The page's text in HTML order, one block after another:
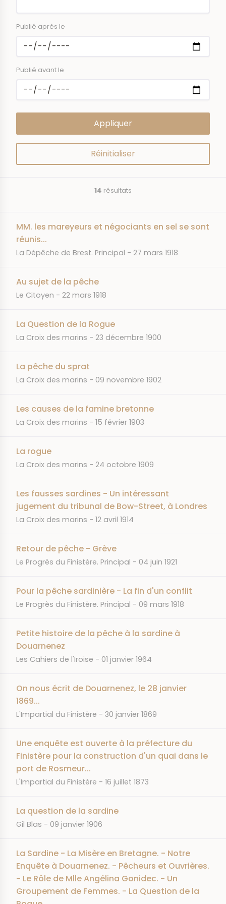
Publié après le
Publié avant le
14 résultats
MM. les mareyeurs et négociants en sel se sont
réunis...
JOURNAL
La Dépêche de Brest. Principal DATE
27 mars 1918
Au sujet de la pêche
JOURNAL
Le Citoyen DATE
22 mars 1918
La Question de la Rogue
JOURNAL
La Croix des marins DATE
23 décembre 1900
La pêche du sprat
JOURNAL
La Croix des marins DATE
09 novembre 1902
Les causes de la famine bretonne
JOURNAL
La Croix des marins DATE
15 février 1903
La rogue
JOURNAL
La Croix des marins DATE
24 octobre 1909
Les fausses sardines - Un intéressant
jugement du tribunal de Bow-Street, à Londres
JOURNAL
La Croix des marins DATE
12 avril 1914
Retour de pêche - Grève
JOURNAL
Le Progrès du Finistère. Principal DATE
04 juin 1921
Pour la pêche sardinière - La fin d'un conflit
JOURNAL
Le Progrès du Finistère. Principal DATE
09 mars 1918
Petite histoire de la pêche à la sardine à
Douarnenez
JOURNAL
Les Cahiers de l'Iroise DATE
01 janvier 1964
On nous écrit de Douarnenez, le 28 janvier
1869...
JOURNAL
L'Impartial du Finistère DATE
30 janvier 1869
Une enquête est ouverte à la préfecture du
Finistère pour la construction d'un quai dans le
port de Rosmeur...
JOURNAL
L'Impartial du Finistère DATE
16 juillet 1873
La question de la sardine
JOURNAL
Gil Blas DATE
09 janvier 1906
La Sardine - La Misère en Bretagne. - Notre
Enquête à Douarnenez. - Pêcheurs et Ouvrières.
- Le Rôle de Mlle Angélina Gonidec. - Un
Groupement de Femmes. - La Question de la